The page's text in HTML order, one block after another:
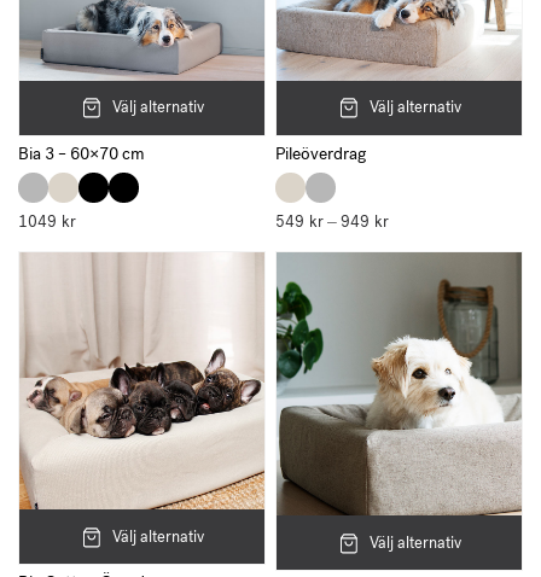
Välj alternativ
Bia 3 – 60×70 cm
1049 kr
Välj alternativ
Pileöverdrag
549 kr –949 krPrisintervall:
Välj alternativ Välj alternativ